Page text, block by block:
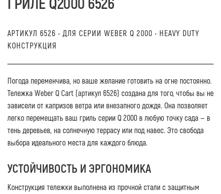
АРТИКУЛ 6526 • ДЛЯ СЕРИИ WEBER Q 2000 • HEAVY DUTY
КОНСТРУКЦИЯ
Погода переменчива, но ваше желание готовить на огне постоянно.
Тележка Weber Q Cart (артикул 6526) создана для того, чтобы вы не
зависели от капризов ветра или внезапного дождя. Она позволяет
легко перемещать ваш гриль серии Q 2000 в любую точку сада — в
тень деревьев, на солнечную террасу или под навес. Это свобода
выбора идеального места для каждого блюда.
УСТОЙЧИВОСТЬ И ЭРГОНОМИКА
Конструкция тележки выполнена из прочной стали с защитным